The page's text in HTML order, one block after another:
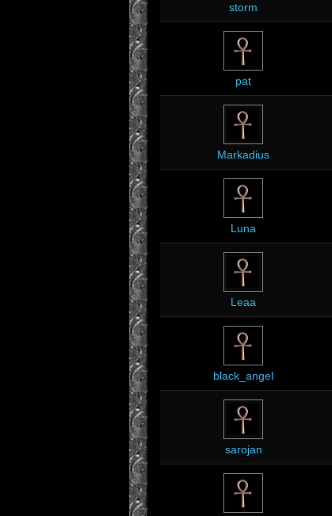
storm
pat
Markadius
Luna
Leaa
black_angel
sarojan